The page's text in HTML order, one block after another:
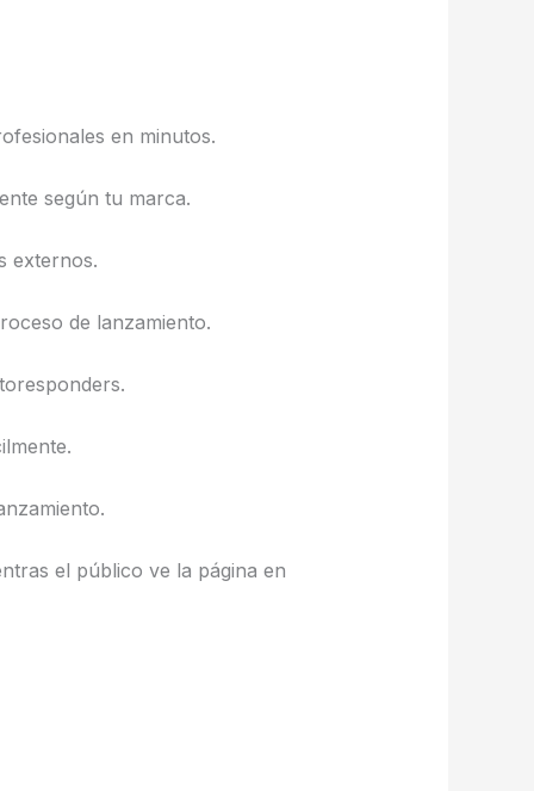
en minutos.
según tu marca.
externos.
de lanzamiento.
el público ve la página en